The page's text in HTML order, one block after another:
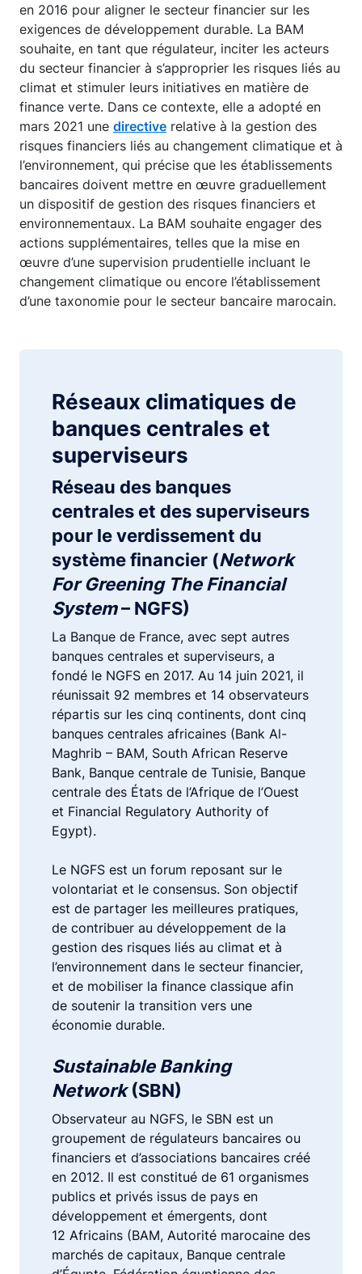
en 2016 pour aligner le secteur financier sur les
exigences de développement durable. La BAM
souhaite, en tant que régulateur, inciter les acteurs
du secteur financier à s’approprier les risques liés au
climat et stimuler leurs initiatives en matière de
finance verte. Dans ce contexte, elle a adopté en
mars 2021 une directive relative à la gestion des
risques financiers liés au changement climatique et à
l’environnement, qui précise que les établissements
bancaires doivent mettre en œuvre graduellement
un dispositif de gestion des risques financiers et
environnementaux. La BAM souhaite engager des
actions supplémentaires, telles que la mise en
œuvre d’une supervision prudentielle incluant le
changement climatique ou encore l’établissement
d’une taxonomie pour le secteur bancaire marocain.
Réseaux climatiques de
banques centrales et
superviseurs
Réseau des banques
centrales et des superviseurs
pour le verdissement du
système financier (Network
For Greening The Financial
System– NGFS)
La Banque de France, avec sept autres
banques centrales et superviseurs, a
fondé le NGFS en 2017. Au 14 juin 2021, il
réunissait 92 membres et 14 observateurs
répartis sur les cinq continents, dont cinq
banques centrales africaines (Bank Al-
Maghrib – BAM, South African Reserve
Bank, Banque centrale de Tunisie, Banque
centrale des États de l’Afrique de l’Ouest
et Financial Regulatory Authority of
Egypt).
Le NGFS est un forum reposant sur le
volontariat et le consensus. Son objectif
est de partager les meilleures pratiques,
de contribuer au développement de la
gestion des risques liés au climat et à
l’environnement dans le secteur financier,
et de mobiliser la finance classique afin
de soutenir la transition vers une
économie durable.
Sustainable Banking
Network(SBN)
Observateur au NGFS, le SBN est un
groupement de régulateurs bancaires ou
financiers et d’associations bancaires créé
en 2012. Il est constitué de 61 organismes
publics et privés issus de pays en
développement et émergents, dont
12 Africains (BAM, Autorité marocaine des
marchés de capitaux, Banque centrale